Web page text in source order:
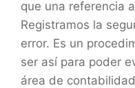
que una referencia
Registramos la
error. Es un
ser así para poder
área de